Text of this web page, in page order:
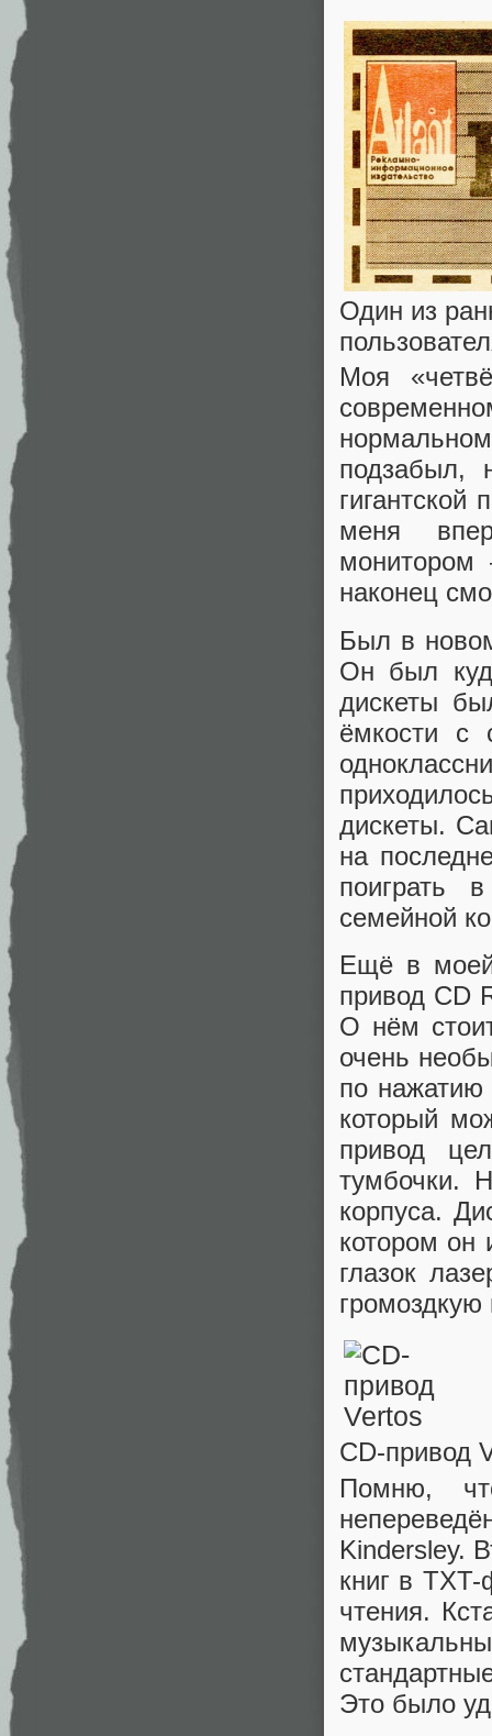
Один из
Моя
подзабыл,
меня
монитором
наконец
Был в
Он был
дискеты
ёмкости с
дискеты.
на
поиграть
семейной
Ещё в моей
привод CD
О нём
очень
по нажатию
который
привод
тумбочки.
корпуса.
котором он
глазок
громоздкую
CD-привод
Помню,
Kindersley.
книг в
чтения.
Это было